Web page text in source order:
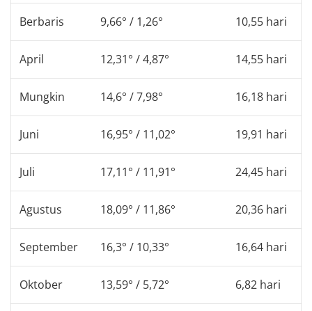
Berbaris 9,66° / 1,26° 10,55 hari
April 12,31° / 4,87° 14,55 hari
Mungkin 14,6° / 7,98° 16,18 hari
Juni 16,95° / 11,02° 19,91 hari
Juli 17,11° / 11,91° 24,45 hari
Agustus 18,09° / 11,86° 20,36 hari
September 16,3° / 10,33° 16,64 hari
Oktober 13,59° / 5,72° 6,82 hari